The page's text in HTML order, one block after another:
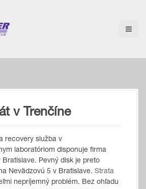
v Trenčíne
recovery služba v
laboratóriom disponuje firma
Bratislave. Pevný disk je preto
Nevädzovú 5 v Bratislave. Strata
nepríjemný problém. Bez ohľadu